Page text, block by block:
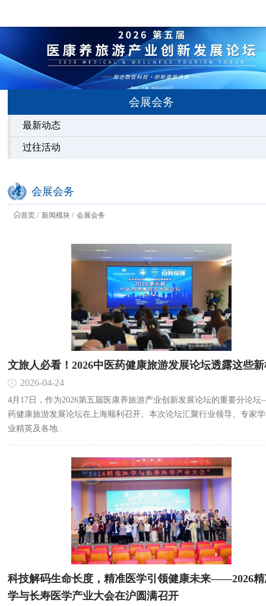
会展会务
最新动态
过往活动
会展会务
首页 新闻模块 会展会务
文旅人必看！2026中医药健康旅游发展论坛透露这些
2026-04-24
4月17日，作为2026第五届医康养旅游产业创新发展论坛的重要分论
药健康旅游发展论坛在上海顺利召开。本次论坛汇聚行业领导、专家
业精英及各地..
科技解码生命长度，精准医学引领健康未来——2026精
学与长寿医学产业大会在沪圆满召开